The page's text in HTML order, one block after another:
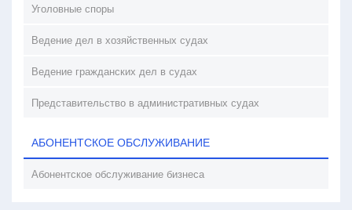
Уголовные споры
Ведение дел в хозяйственных судах
Ведение гражданских дел в судах
Представительство в административных судах
АБОНЕНТСКОЕ ОБСЛУЖИВАНИЕ
Абонентское обслуживание бизнеса